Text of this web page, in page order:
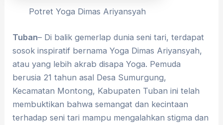
Potret Yoga Dimas Ariyansyah
Tuban– Di balik gemerlap dunia seni tari, terdapat
sosok inspiratif bernama Yoga Dimas Ariyansyah,
atau yang lebih akrab disapa Yoga. Pemuda
berusia 21 tahun asal Desa Sumurgung,
Kecamatan Montong, Kabupaten Tuban ini telah
membuktikan bahwa semangat dan kecintaan
terhadap seni tari mampu mengalahkan stigma dan